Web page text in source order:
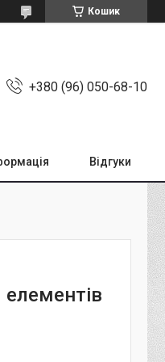
Кошик
+380 (96) 050-68-10
Відгуки
елементів